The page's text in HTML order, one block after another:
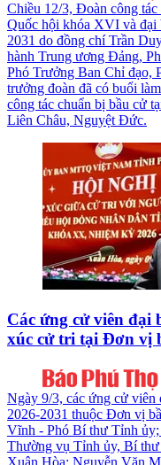
Chiều 12/3, Đoàn công
Quốc hội khóa XVI và
2031 do đồng chí Trần
hành Trung ương Đảng,
Phó Trưởng Ban Chỉ đạo,
trưởng đoàn đã có buổi
công tác chuẩn bị bầu cử
Liên Châu, Nguyệt Đức.
Các ứng cử viên
xúc cử tri tại Đơn vị
Ngày 9/3, các ứng cử
2026-2031 thuộc Đơn vị
Vĩnh - Phó Bí thư Tỉnh
Thường vụ Tỉnh ủy, Bí
Xuân Hòa; Nguyễn Văn